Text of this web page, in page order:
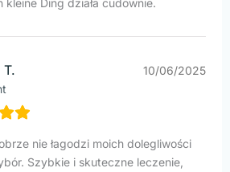
kleine Ding działa cudownie.
10/06/2025
nie łagodzi moich dolegliwości
Szybkie i skuteczne leczenie,